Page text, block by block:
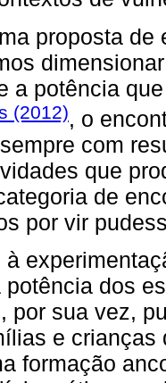
proposta de
a potência
(2012), o
com
que
de
por vir
à
potência dos
por sua vez,
e crianças
formação